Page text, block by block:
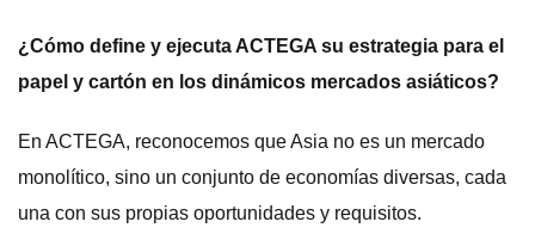
¿Cómo define y ejecuta ACTEGA su estrategia para el
papel y cartón en los dinámicos mercados asiáticos?
En ACTEGA, reconocemos que Asia no es un mercado
monolítico, sino un conjunto de economías diversas, cada
una con sus propias oportunidades y requisitos.